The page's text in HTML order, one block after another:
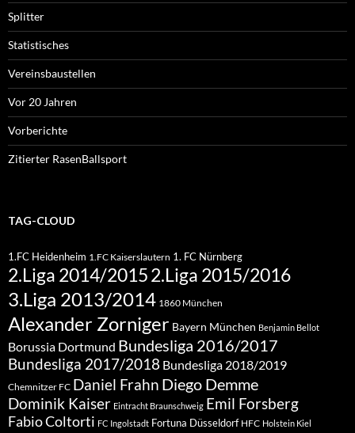
Splitter
Statistisches
Vereinsbaustellen
Vor 20 Jahren
Vorberichte
Zitierter RasenBallsport
TAG-CLOUD
1.FC Heidenheim 1.FC Kaiserslautern 1. FC Nürnberg
2.Liga 2014/20152.Liga 2015/2016
3.Liga 2013/2014 1860 München
Alexander Zorniger Bayern München Benjamin Bellot
Borussia Dortmund Bundesliga 2016/2017
Bundesliga 2017/2018 Bundesliga 2018/2019
Chemnitzer FC Daniel Frahn Diego Demme
Dominik Kaiser Eintracht Braunschweig Emil Forsberg
Fabio Coltorti FC Ingolstadt Fortuna Düsseldorf HFC Holstein Kiel